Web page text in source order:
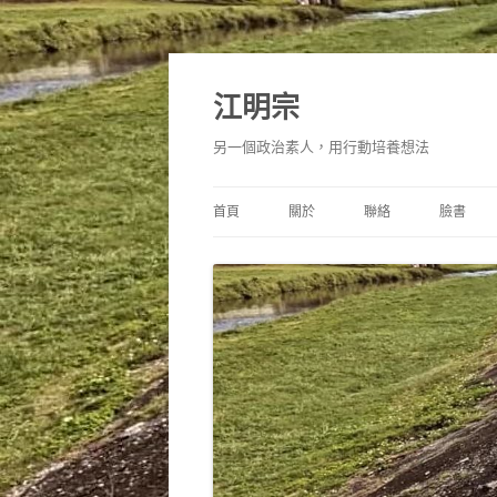
跳
主
要
內
容
江明宗
另一個政治素人，用行動培養想法
首頁 關於 聯絡 臉書